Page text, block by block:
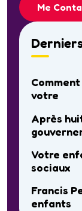
Me
votre
Après
Votre
sociaux
Francis
enfants